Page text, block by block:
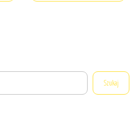
Szukaj